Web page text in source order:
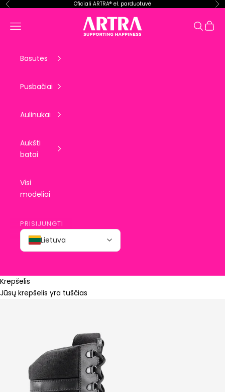
Pereiti prie turinio
Ankstesnis Oficiali ARTRA® el. parduotuvė
ARTRA EU
Meniu Paieška
Basutės
Pusbačiai
Aulinukai
Aukšti
batai
Visi
modeliai
PRISIJUNGTI
Lietuva
Krepšelis
Jūsų krepšelis yra tuščias